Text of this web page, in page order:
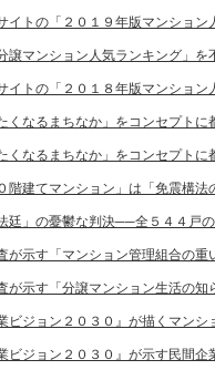
イトの「２０１９年版マンショ
譲マンション人気ランキング」
イトの「２０１８年版マンショ
くなるまちなか」をコンセプトに
くなるまちなか」をコンセプトに
階建てマンション」は「免震構法
廷」の憂鬱な判決──全５４４戸
が示す「マンション管理組合の重
が示す「分譲マンション生活の知
ビジョン２０３０』が描くマン
ビジョン２０３０』が示す民間企